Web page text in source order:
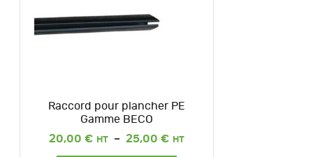
Raccord pour plancher PE
Gamme BECO
20,00 € – 25,00 €
Plage